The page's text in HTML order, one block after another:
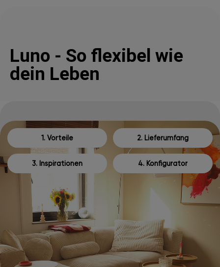
Luno - So flexibel wie
dein Leben
1. Vorteile 2. Lieferumfang
3. Inspirationen 4. Konfigurator